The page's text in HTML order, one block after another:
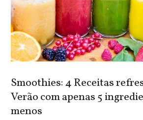
Smoothies: 4 Receitas
Verão com apenas 5
menos